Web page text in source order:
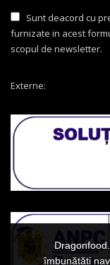
Sunt deacord cu
furnizate in acest
scopul de newsletter.
Externe:
îmbunătăți